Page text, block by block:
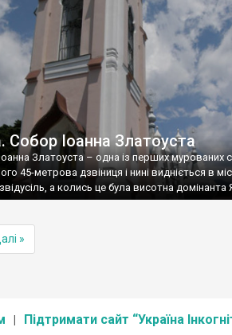
Собор Іоанна Златоуста
Златоуста – одна із перших мурованих
45-метрова дзвіниця і нині видніється в
а колись це була висотна домінанта
»
Підтримати сайт “Україна